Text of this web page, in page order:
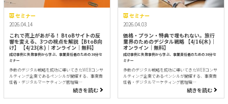
セミナー
2026.04.14
これで売上があがる！ BtoBサイトの反
響を変える、3つの視点を解説【BtoB向
け】 【4/23(木)｜オンライン｜無料】
成功事例と失敗事例から学ぶ、事業責任者のための30分セ
ミナー
多数のデジタル戦略を成功に導いてきたWEBコンサ
ルティング企業であるペンシルが開催する、事業責
任者・デジタルマーケティング管理職…
続きを読む
セミナー
2026.04.03
価格・プラン・特典で埋もれない。旅行
業界のためのデジタル戦略 【4/16(木)｜
オンライン｜無料】
成功事例と失敗事例から学ぶ、事業責任者のための30分セ
ミナー
多数のデジタル戦略を成功に導いてきたWEBコンサ
ルティング企業であるペンシルが開催する、事業責
任者・デジタルマーケティング管理職…
続きを読む